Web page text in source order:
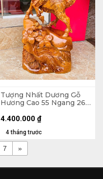
Tượng Nhất Dương Gỗ
Hương Cao 55 Ngang 26
4 tháng trước
4.400.000 ₫
7 »